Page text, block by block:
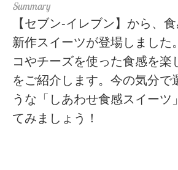
【セブン-イレブン】から、
新作スイーツが登場しました
コやチーズを使った食感を楽
をご紹介します。今の気分で
うな「しあわせ食感スイーツ
てみましょう！